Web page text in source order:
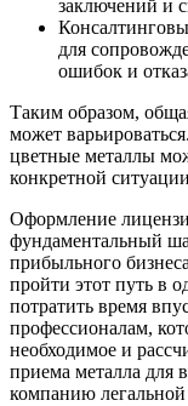
заключений и
для
ошибок и
Таким образом,
может
цветные металлы
конкретной
Оформление
фундаментальный
прибыльного
пройти этот путь в
потратить время
профессионалам,
необходимое и
приема металла для
компанию